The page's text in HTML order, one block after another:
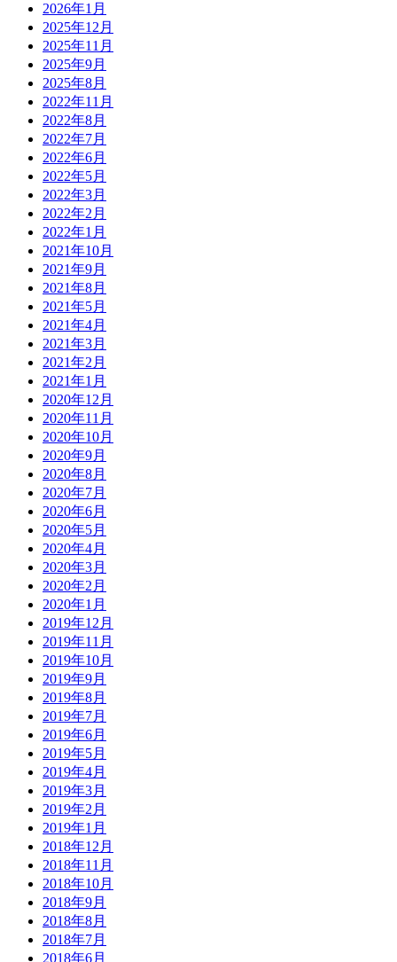
2026年1月
2025年12月
2025年11月
2025年9月
2025年8月
2022年11月
2022年8月
2022年7月
2022年6月
2022年5月
2022年3月
2022年2月
2022年1月
2021年10月
2021年9月
2021年8月
2021年5月
2021年4月
2021年3月
2021年2月
2021年1月
2020年12月
2020年11月
2020年10月
2020年9月
2020年8月
2020年7月
2020年6月
2020年5月
2020年4月
2020年3月
2020年2月
2020年1月
2019年12月
2019年11月
2019年10月
2019年9月
2019年8月
2019年7月
2019年6月
2019年5月
2019年4月
2019年3月
2019年2月
2019年1月
2018年12月
2018年11月
2018年10月
2018年9月
2018年8月
2018年7月
2018年6月